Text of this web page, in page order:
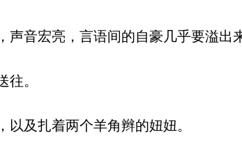
音宏亮，言语间的自豪几乎要溢出来
。
及扎着两个羊角辫的妞妞。